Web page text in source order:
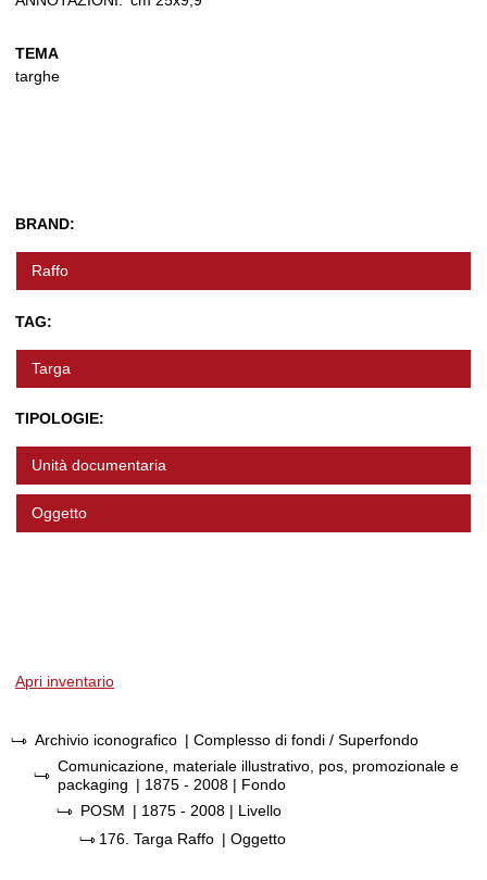
TEMA
targhe
BRAND:
Raffo
TAG:
Targa
TIPOLOGIE:
Unità documentaria
Oggetto
Apri inventario
Archivio iconografico | Complesso di fondi / Superfondo
Comunicazione, materiale illustrativo, pos, promozionale e
packaging | 1875 - 2008 | Fondo
POSM | 1875 - 2008 | Livello
176. Targa Raffo | Oggetto